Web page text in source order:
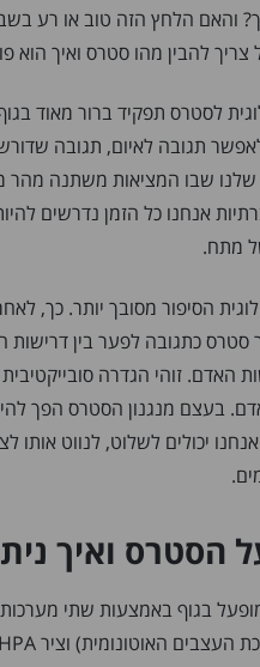
והאם הלחץ הזה טוב או רע
להבין מהו סטרס ואיך הוא
לסטרס תפקיד ברור מאוד
תגובה לאיום, תגובה
שלנו שבו המציאות משתנה מהר
אנחנו כל הזמן נדרשים
מתח.
הסיפור מסובך יותר. כך,
סטרס כתגובה לפער בין
האדם. זוהי הגדרה
בעצם מנגנון הסטרס הפך
יכולים לשלוט, לנווט אותו
הסטרס ואיך
בגוף באמצעות שתי